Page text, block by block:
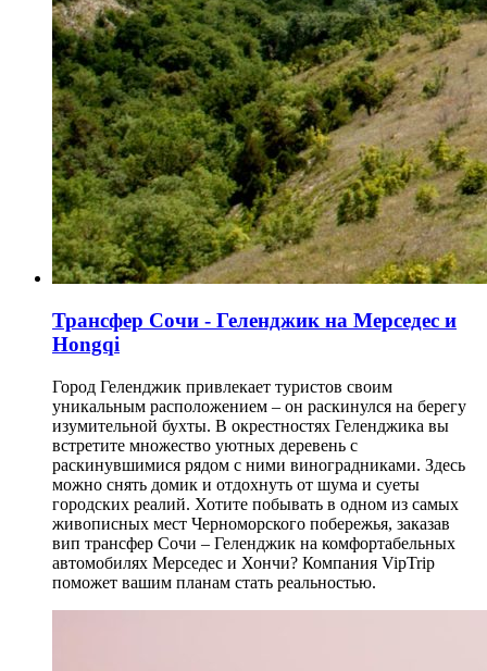
Трансфер Сочи - Геленджик на Мерседес и
Hongqi
Город Геленджик привлекает туристов своим
уникальным расположением – он раскинулся на берегу
изумительной бухты. В окрестностях Геленджика вы
встретите множество уютных деревень с
раскинувшимися рядом с ними виноградниками. Здесь
можно снять домик и отдохнуть от шума и суеты
городских реалий. Хотите побывать в одном из самых
живописных мест Черноморского побережья, заказав
вип трансфер Сочи – Геленджик на комфортабельных
автомобилях Мерседес и Хончи? Компания VipTrip
поможет вашим планам стать реальностью.